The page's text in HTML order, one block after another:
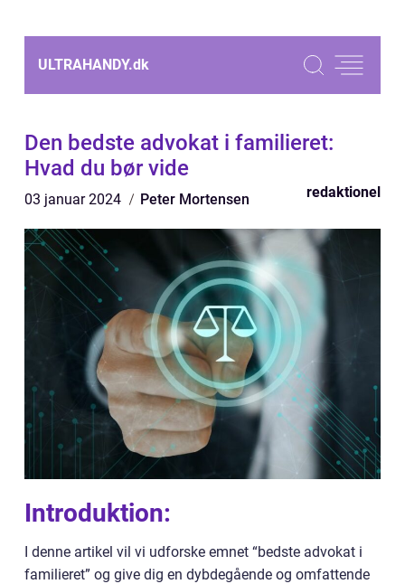
ULTRAHANDY.dk
Den bedste advokat i familieret:
Hvad du bør vide
03 januar 2024 Peter Mortensen redaktionel
Introduktion:
I denne artikel vil vi udforske emnet “bedste advokat i
familieret” og give dig en dybdegående og omfattende